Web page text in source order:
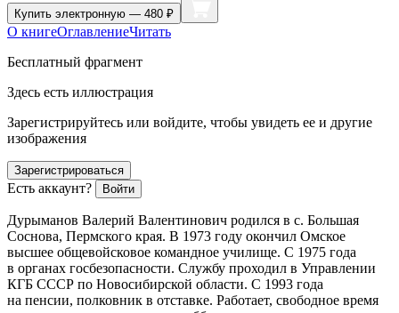
Купить электронную — 480 ₽
О книгеОглавлениеЧитать
Бесплатный фрагмент
Здесь есть иллюстрация
Зарегистрируйтесь или войдите, чтобы увидеть ее и другие
изображения
Зарегистрироваться
Есть аккаунт? Войти
Дурыманов Валерий Валентинович родился в с. Большая
Соснова, Пермского края. В 1973 году окончил Омское
высшее общевойсковое командное училище. С 1975 года
в органах госбезопасности. Службу проходил в Управлении
КГБ СССР по Новосибирской области. С 1993 года
на пенсии, полковник в отставке. Работает, свободное время